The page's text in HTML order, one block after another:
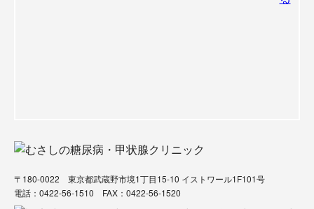
〒180-0022 東京都武蔵野市境1丁目15-10 イストワール1F101号
電話： 0422-56-1510 FAX：0422-56-1520